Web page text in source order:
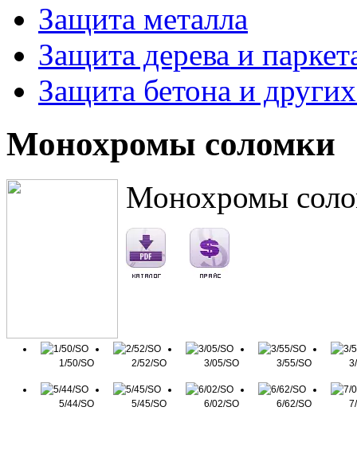
Защита металла
Защита дерева и
Защита бетона и
Монохромы соломки
Монохромы
1/50/SO 2/52/SO 3/05/SO 3/55/SO
5/44/SO 5/45/SO 6/02/SO 6/62/SO